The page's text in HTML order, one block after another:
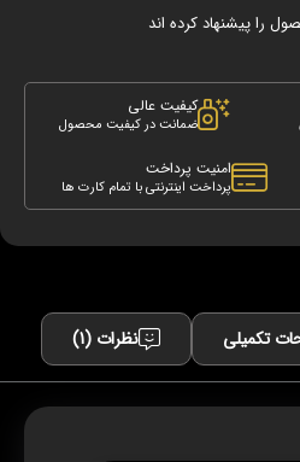
کیفیت عالی
ضمانت در کیفیت محصول
امنیت پرداخت
پرداخت اینترنتی با تمام کارت ها
تکمیلی نظرات (1)